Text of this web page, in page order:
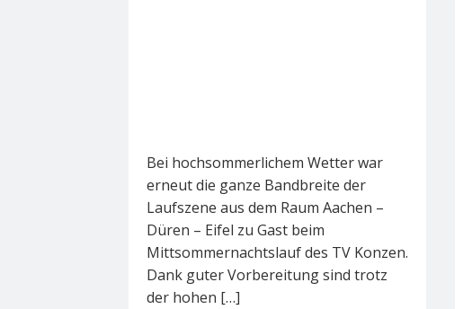
Bei hochsommerlichem Wetter war
erneut die ganze Bandbreite der
Laufszene aus dem Raum Aachen –
Düren – Eifel zu Gast beim
Mittsommernachtslauf des TV Konzen.
Dank guter Vorbereitung sind trotz
der hohen […]